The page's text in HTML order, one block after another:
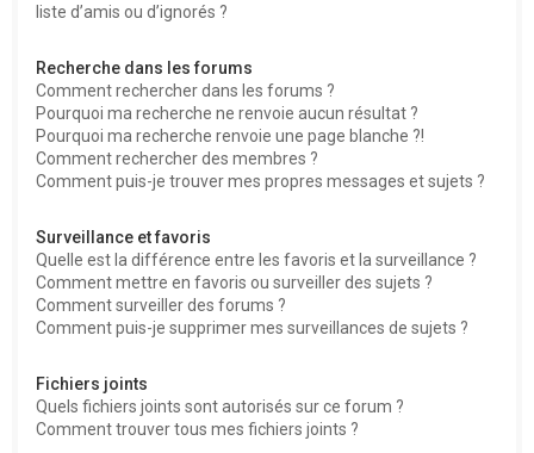
liste d’amis ou d’ignorés ?
Recherche dans les forums
Comment rechercher dans les forums ?
Pourquoi ma recherche ne renvoie aucun résultat ?
Pourquoi ma recherche renvoie une page blanche ?!
Comment rechercher des membres ?
Comment puis-je trouver mes propres messages et sujets ?
Surveillance et favoris
Quelle est la différence entre les favoris et la surveillance ?
Comment mettre en favoris ou surveiller des sujets ?
Comment surveiller des forums ?
Comment puis-je supprimer mes surveillances de sujets ?
Fichiers joints
Quels fichiers joints sont autorisés sur ce forum ?
Comment trouver tous mes fichiers joints ?